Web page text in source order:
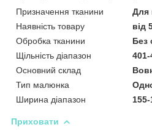
Призначення тканини
Для
Наявність товару
від
Обробка тканини
Без
Щільність діапазон
401-
Основний склад
Тип малюнка
Ширина діапазон
Приховати